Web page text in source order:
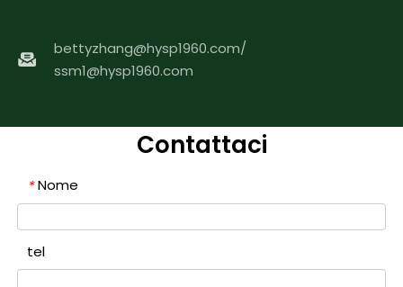
bettyzhang@hysp1960.com/
ssm1@hysp1960.com
Contattaci
* Nome
tel